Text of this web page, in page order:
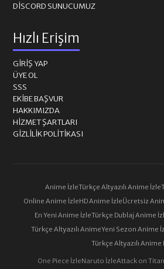
DISCORD SUNUCUMUZ
Hızlı Erişim
GIRIŞ YAP
ÜYE OL
SSS
EKIBE BAŞVUR
HAKKIMIZDA
HIZMET ŞARTLARI
GIZLILIK POLITIKASI
Anime İzleTürkçe Altyazılı Anime İzle
Online Anime İzleHD Anime İzleÜcretsiz
En Yeni Anime İzleTürkçe Dublaj Anime
Türkçe Altyazılı AnimeYeni Sezon Anime
Türkçe Altyazılı Anime
One Piece İzleNaruto İzleAttack on